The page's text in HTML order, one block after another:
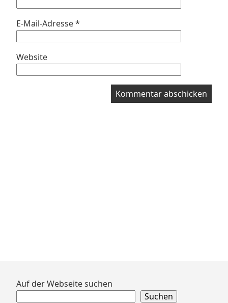
E-Mail-Adresse*
Website
Zum
Auf der Webseite suchen
Suchen